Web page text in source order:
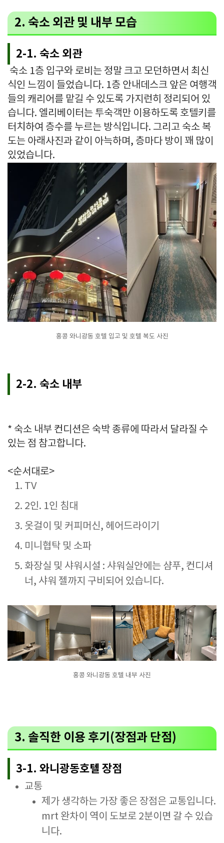
2. 숙소 외관 및 내부 모습
2-1. 숙소 외관
숙소 1층 입구와 로비는 정말 크고 모던하면서 최신
식인 느낌이 들었습니다. 1층 안내데스크 앞은 여행객
들의 캐리어를 맡길 수 있도록 가지런히 정리되어 있
습니다. 엘리베이터는 투숙객만 이용하도록 호텔키를
터치하여 층수를 누르는 방식입니다. 그리고 숙소 복
도는 아래사진과 같이 아늑하며, 층마다 방이 꽤 많이
있었습니다.
홍콩 와니광동 호텔 입고 및 호텔 복도 사진
2-2. 숙소 내부
* 숙소 내부 컨디션은 숙박 종류에 따라서 달라질 수
있는 점 참고합니다.
<순서대로>
TV
2인. 1인 침대
옷걸이 및 커피머신, 헤어드라이기
미니협탁 및 소파
화장실 및 샤워시설 : 샤워실안에는 샴푸, 컨디셔
너, 샤워 젤까지 구비되어 있습니다.
홍콩 와니광동 호텔 내부 사진
3. 솔직한 이용 후기(장점과 단점)
3-1. 와니광동호텔 장점
교통
제가 생각하는 가장 좋은 장점은 교통입니다.
mrt 완차이 역이 도보로 2분이면 갈 수 있습
니다.